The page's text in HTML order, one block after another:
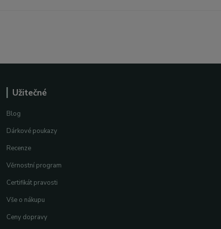
Užitečné
Blog
Dárkové poukazy
Recenze
Věrnostní program
Certifikát pravosti
Vše o nákupu
Ceny dopravy